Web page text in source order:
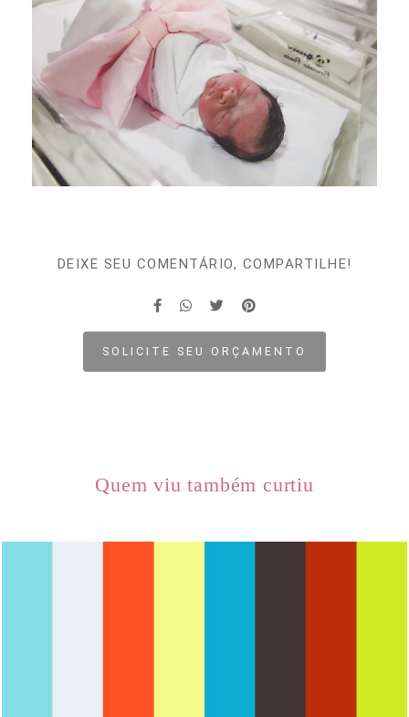
DEIXE SEU COMENTÁRIO, COMPARTILHE!
SOLICITE SEU ORÇAMENTO
Quem viu também curtiu